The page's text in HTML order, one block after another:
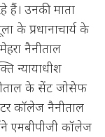
हैं। उनकी माता
के प्रधानाचार्य के
नैनीताल
न्यायाधीश
के सेंट जोसेफ
कॉलेज नैनीताल
एमबीपीजी कॉलेज